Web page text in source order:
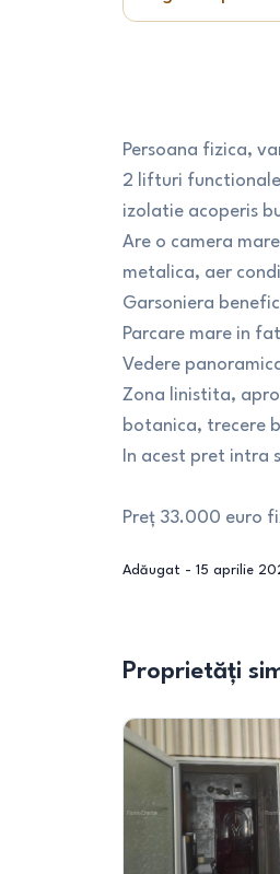
Persoana fizica,
2 lifturi
izolatie acoperis
Are o camera
metalica, aer
Garsoniera
Parcare mare in
Vedere
Zona linistita,
botanica, trecere
In acest pret intra
Preț 33.000 euro
Adăugat - 15 aprilie
Proprietăți